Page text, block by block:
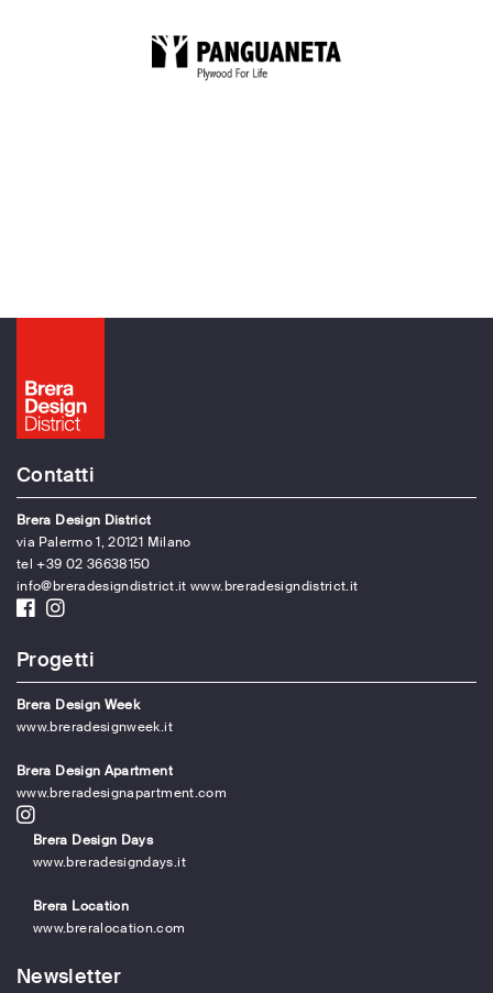
Contatti
Brera Design District
via Palermo 1, 20121 Milano
tel +39 02 36638150
info@breradesigndistrict.it www.breradesigndistrict.it
Progetti
Brera Design Week
www.breradesignweek.it
Brera Design Apartment
www.breradesignapartment.com
Brera Design Days
www.breradesigndays.it
Brera Location
www.breralocation.com
Newsletter